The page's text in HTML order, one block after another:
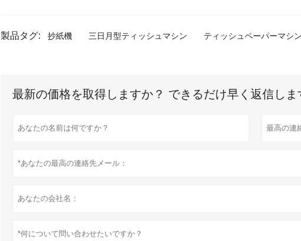
製品タグ: 抄紙機 三日月型ティッシュマシン ティッシュペーパーマシ
最新の価格を取得しますか？ できるだけ早く返信し